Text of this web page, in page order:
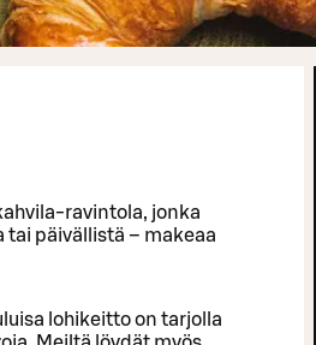
ravintola, jonka
tai päivällistä – makeaa
lohikeitto on tarjolla